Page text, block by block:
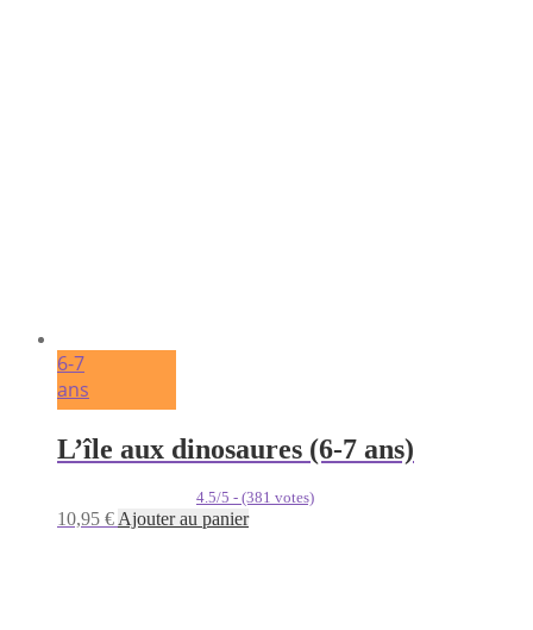
6-7
ans
L’île aux dinosaures (6-7 ans)
4.5/5 - (381 votes)
10,95 € Ajouter au panier